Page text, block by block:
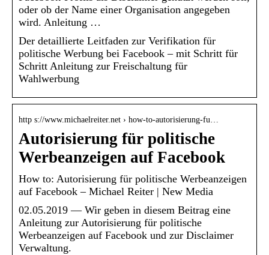
oder ob der Name einer Organisation angegeben
wird. Anleitung …
Der detaillierte Leitfaden zur Verifikation für
politische Werbung bei Facebook – mit Schritt für
Schritt Anleitung zur Freischaltung für
Wahlwerbung
http s://www.michaelreiter.net › how-to-autorisierung-fu…
Autorisierung für politische
Werbeanzeigen auf Facebook
How to: Autorisierung für politische Werbeanzeigen
auf Facebook – Michael Reiter | New Media
02.05.2019 — Wir geben in diesem Beitrag eine
Anleitung zur Autorisierung für politische
Werbeanzeigen auf Facebook und zur Disclaimer
Verwaltung.